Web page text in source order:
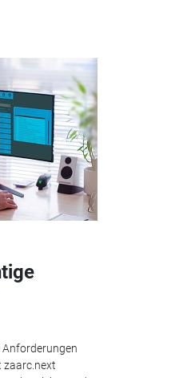
zaarc.next